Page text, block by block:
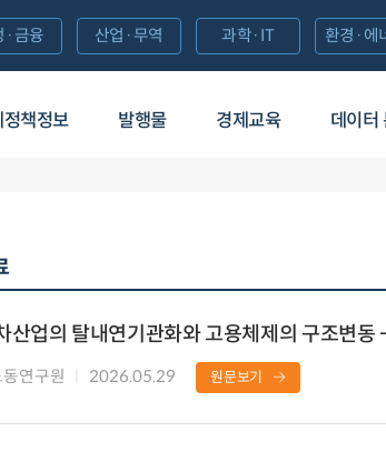
정책정보 발행물 경제교육 데이터
·금융 산업·무역 과학·IT 환경·에
산업의 탈내연기관화와 고용체제의 구조변동
연구원 2026.05.29 원문보기